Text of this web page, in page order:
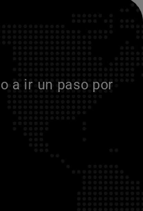
a ir un paso por